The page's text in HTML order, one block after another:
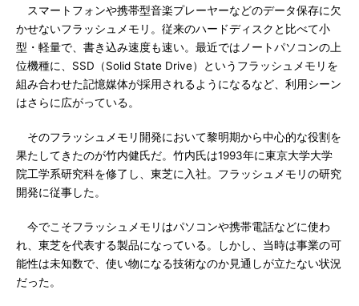
スマートフォンや携帯型音楽プレーヤーなどのデータ保存に欠
かせないフラッシュメモリ。従来のハードディスクと比べて小
型・軽量で、書き込み速度も速い。最近ではノートパソコンの上
位機種に、SSD（Solid State Drive）というフラッシュメモリを
組み合わせた記憶媒体が採用されるようになるなど、利用シーン
はさらに広がっている。
そのフラッシュメモリ開発において黎明期から中心的な役割を
果たしてきたのが竹内健氏だ。竹内氏は1993年に東京大学大学
院工学系研究科を修了し、東芝に入社。フラッシュメモリの研究
開発に従事した。
今でこそフラッシュメモリはパソコンや携帯電話などに使わ
れ、東芝を代表する製品になっている。しかし、当時は事業の可
能性は未知数で、使い物になる技術なのか見通しが立たない状況
だった。